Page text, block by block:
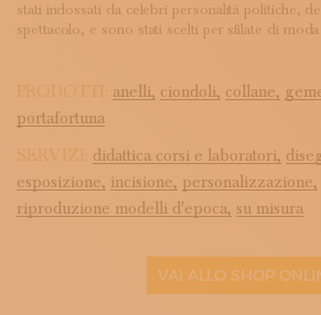
stati indossati da celebri personalità politiche,
spettacolo, e sono stati scelti per sfilate di
PRODOTTI: anelli, ciondoli, collane,
portafortuna
SERVIZI: didattica corsi e laboratori,
esposizione, incisione, personalizzazione,
riproduzione modelli d'epoca, su misura
VAI ALLO SHOP